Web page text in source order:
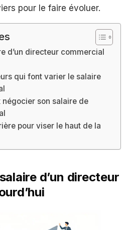
pour le faire évoluer.
d’un directeur commercial
qui font varier le salaire
son salaire de
pour viser le haut de la
d’un directeur